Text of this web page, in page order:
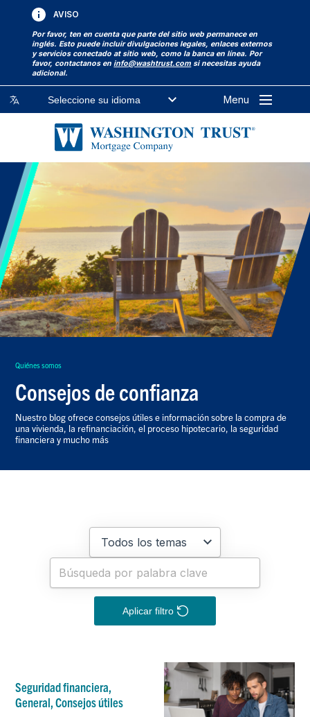
AVISO
Por favor, ten en cuenta que parte del sitio web permanece en
inglés. Esto puede incluir divulgaciones legales, enlaces externos
y servicios conectado at sitio web, como la banca en línea. Por
favor, contactanos eninfo@washtrust.com si necesitas ayuda
adicional.
Seleccione su idioma Menu
Quiénes somos
Consejos de confianza
Nuestro blog ofrece consejos útiles e información sobre la compra de
una vivienda, la refinanciación, el proceso hipotecario, la seguridad
financiera y mucho más
FILTRAR POR TEMA:
FILTRAR POR PALABRA CLAVE:
Aplicar filtro
Seguridad financiera,
General, Consejos útiles